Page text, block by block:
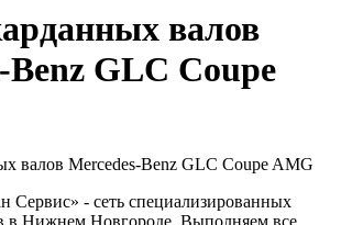
валов
Benz GLC Coupe
Сервис» - сеть специализированных
в Нижнем Новгороде. Выполняем все